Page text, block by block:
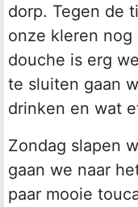
dorp. Tegen de
onze kleren
douche is erg
te sluiten gaan
drinken en wat
Zondag slapen
gaan we naar
paar mooie